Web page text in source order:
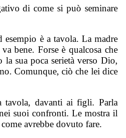
di come si può seminare
è a tavola. La madre
bene. Forse è qualcosa che
sua poca serietà verso Dio,
Comunque, ciò che lei dice
tavola, davanti ai figli. Parla
suoi confronti. Le mostra il
avrebbe dovuto fare.